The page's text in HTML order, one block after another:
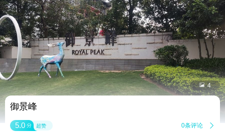
 4
御景峰
5.0 分 超赞 0条评论 
